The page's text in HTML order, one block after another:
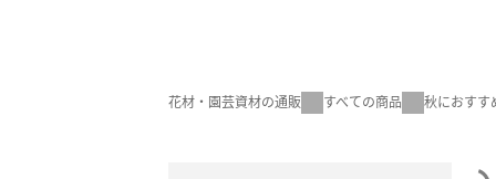
花材・園芸資材の通販 すべての商品 秋におすす